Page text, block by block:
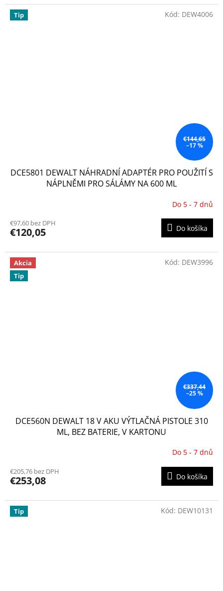
Tip
€144,65
–17 %
DCE5801 DEWALT NÁHRADNÍ ADAPTÉR PRO POUŽITÍ S
NÁPLNĚMI PRO SÁLÁMY NA 600 ML
Do 5 - 7 dnů
€97,60 bez DPH
€120,05 Do košíka
Kód: DEW4006
Akcia
Tip
€337,44
–25 %
DCE560N DEWALT 18 V AKU VÝTLAČNÁ PISTOLE 310
ML, BEZ BATERIE, V KARTONU
Do 5 - 7 dnů
€205,76 bez DPH
€253,08 Do košíka
Kód: DEW3996
Tip Kód: DEW10131